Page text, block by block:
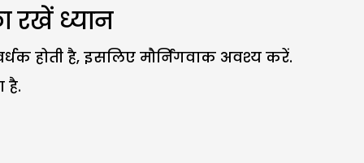
रखें ध्यान
होती है, इसलिए मौर्निंगवाक अवश्य करें.
है.